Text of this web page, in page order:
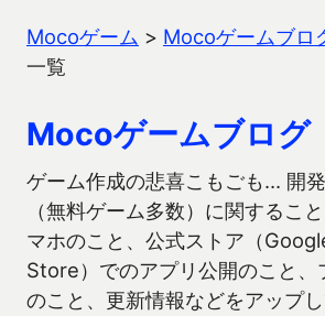
Mocoゲーム > Mocoゲームブロ
一覧
Mocoゲームブログ
ゲーム作成の悲喜こもごも… 開
（無料ゲーム多数）に関するこ
マホのこと、公式ストア（
Store）でのアプリ公開のこと、
のこと、更新情報などをアップ